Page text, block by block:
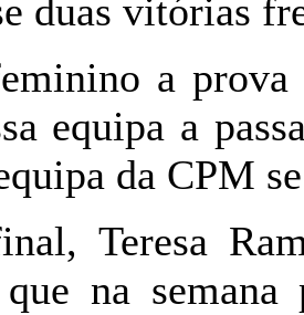
duas vitórias
a prova
equipa a
da CPM
Teresa
na semana